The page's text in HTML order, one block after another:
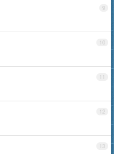
9
10
11
12
13